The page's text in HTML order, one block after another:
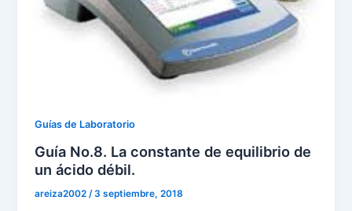
Guías de Laboratorio
Guía No.8. La constante de equilibrio de
un ácido débil.
areiza2002/3 septiembre, 2018